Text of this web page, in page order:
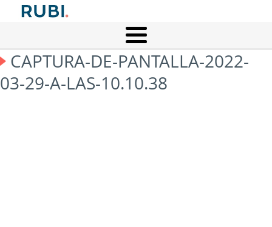
CAPTURA-DE-PANTALLA-2022-
03-29-A-LAS-10.10.38